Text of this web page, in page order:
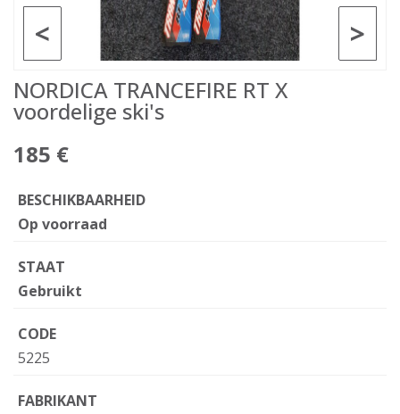
>
<
NORDICA TRANCEFIRE RT X
voordelige ski's
185 €
BESCHIKBAARHEID
Op voorraad
STAAT
Gebruikt
CODE
5225
FABRIKANT